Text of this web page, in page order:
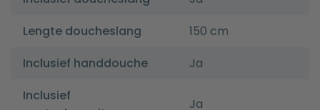
Lengte doucheslang
150 cm
Inclusief handdouche
Ja
Inclusief
Ja